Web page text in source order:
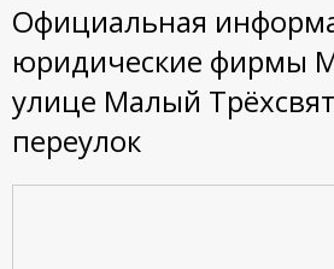
Официальная
юридические фирмы
улице Малый
переулок